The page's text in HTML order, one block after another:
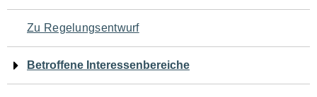
für
den
Seiteninhalt
Zu Regelungsentwurf
Betroffene Interessenbereiche